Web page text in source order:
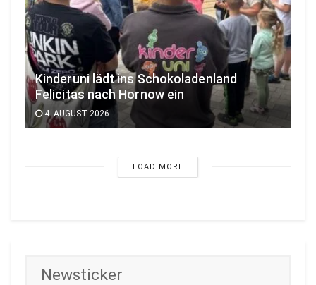
Kinderuni lädt ins Schokoladenland
Felicitas nach Hornow ein
4. AUGUST 2026
LOAD MORE
Newsticker